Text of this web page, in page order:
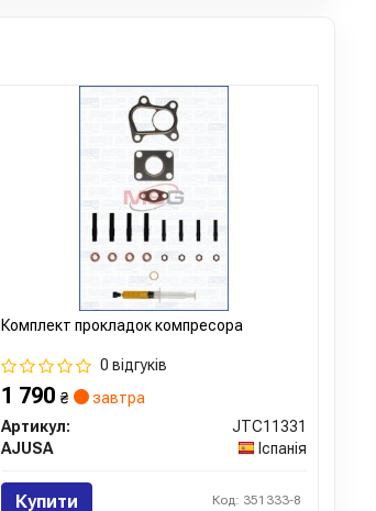
Комплект прокладок компресора
0 відгуків
1 790₴
завтра
Артикул:
JTC11331
AJUSA
Іспанія
Купити Код: 351333-8